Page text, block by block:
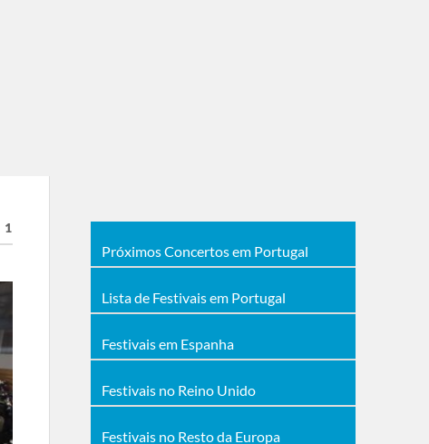
1
Próximos Concertos em Portugal
Lista de Festivais em Portugal
Festivais em Espanha
Festivais no Reino Unido
Festivais no Resto da Europa